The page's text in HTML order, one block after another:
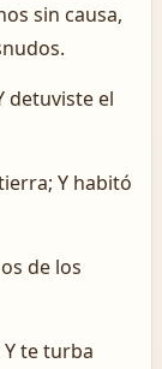
sin causa,
detuviste el
Y habitó
de los
te turba